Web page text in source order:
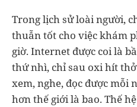
Trong lịch sử loài người,
thuẫn tốt cho việc khám
giờ. Internet được coi là
thứ nhì, chỉ sau oxi hít
xem, nghe, đọc được mỗi
hơn thế giới là bao. Thế